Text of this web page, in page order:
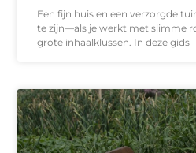
Een fijn huis en een verzorgde
te zijn—als je werkt met slimme
grote inhaalklussen. In deze gids